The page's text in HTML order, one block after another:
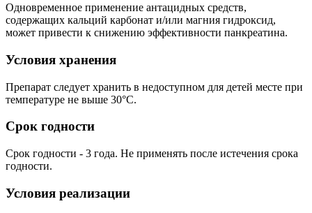
Одновременное применение антацидных средств,
содержащих кальций карбонат и/или магния гидроксид,
может привести к снижению эффективности панкреатина.
Условия хранения
Препарат следует хранить в недоступном для детей месте при
температуре не выше 30°С.
Срок годности
Срок годности - 3 года. Не применять после истечения срока
годности.
Условия реализации